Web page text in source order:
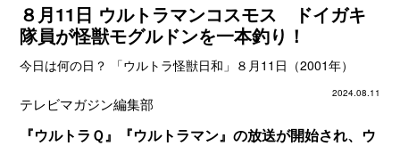
８月11日 ウルトラマンコスモス ドイガキ
隊員が怪獣モグルドンを一本釣り！
今日は何の日？ 「ウルトラ怪獣日和」８月11日（2001年）
2024.08.11
テレビマガジン編集部
『ウルトラＱ』『ウルトラマン』の放送が開始され、ウ